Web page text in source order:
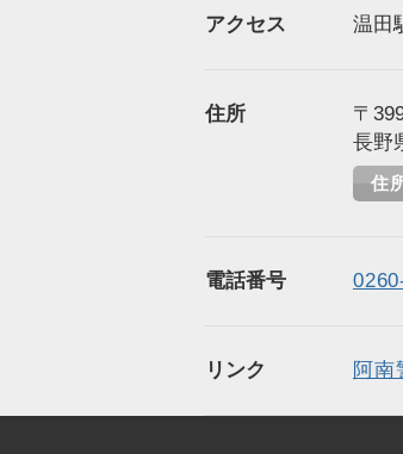
アクセス 温田
住所
〒
長野
住
電話番号
リンク 阿南